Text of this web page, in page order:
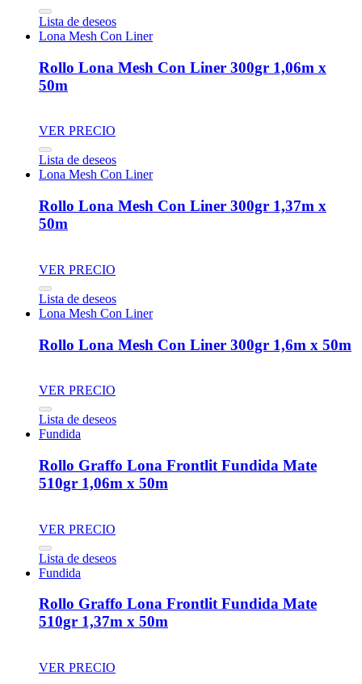
Lista de deseos
Lona Mesh Con Liner
Rollo Lona Mesh Con Liner 300gr 1,06m x
50m
VER PRECIO
Lista de deseos
Lona Mesh Con Liner
Rollo Lona Mesh Con Liner 300gr 1,37m x
50m
VER PRECIO
Lista de deseos
Lona Mesh Con Liner
Rollo Lona Mesh Con Liner 300gr 1,6m x 50m
VER PRECIO
Lista de deseos
Fundida
Rollo Graffo Lona Frontlit Fundida Mate
510gr 1,06m x 50m
VER PRECIO
Lista de deseos
Fundida
Rollo Graffo Lona Frontlit Fundida Mate
510gr 1,37m x 50m
VER PRECIO